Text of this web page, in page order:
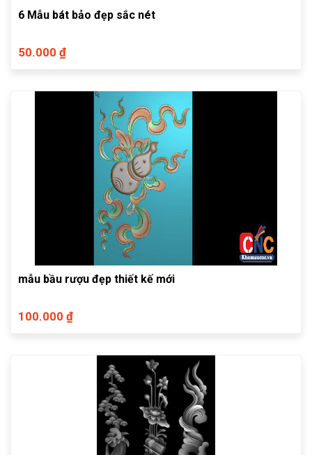
6 Mẫu bát bảo đẹp sắc nét
50.000 ₫
mẫu bầu rượu đẹp thiết kế mới
100.000 ₫